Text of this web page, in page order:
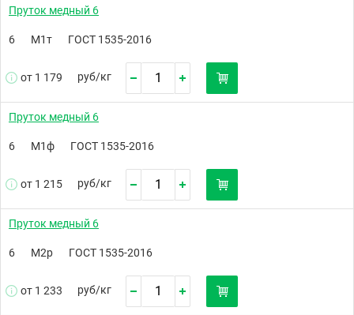
Пруток медный 6
6 М1т ГОСТ 1535-2016
от 1 179 руб/кг
Пруток медный 6
6 М1ф ГОСТ 1535-2016
от 1 215 руб/кг
Пруток медный 6
6 М2р ГОСТ 1535-2016
от 1 233 руб/кг